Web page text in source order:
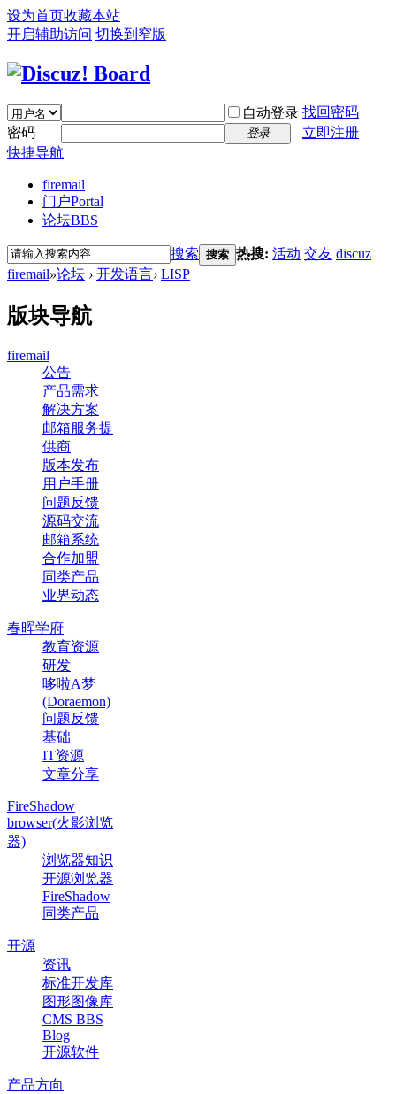
设为首页收藏本站
开启辅助访问 切换到窄版
自动登录 找回密码
密码
登录
立即注册
快捷导航
firemail
门户Portal
论坛BBS
搜索 搜索 热搜: 活动 交友 discuz
firemail»论坛 › 开发语言› LISP
版块导航
firemail
公告
产品需求
解决方案
邮箱服务提
供商
版本发布
用户手册
问题反馈
源码交流
邮箱系统
合作加盟
同类产品
业界动态
春晖学府
教育资源
研发
哆啦A梦
(Doraemon)
问题反馈
基础
IT资源
文章分享
FireShadow
browser(火影浏览
器)
浏览器知识
开源浏览器
FireShadow
同类产品
开源
资讯
标准开发库
图形图像库
CMS BBS
Blog
开源软件
产品方向